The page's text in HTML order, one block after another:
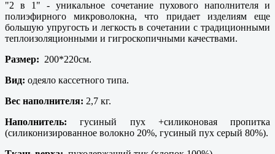
"2 в 1" - уникальное сочетание пухового наполнителя и
полиэфирного микроволокна, что придает изделиям еще
большую упругость и легкость в сочетании с традиционными
теплоизоляционными и гигроскопичными качествами.
Размер: 200*220см.
Вид: одеяло кассетного типа.
Вес наполнителя: 2,7 кг.
Наполнитель: гусиный пух +силиконовая пропитка
(силиконизированное волокно 20%, гусиный пух серый 80%).